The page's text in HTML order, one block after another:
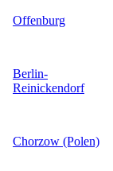
Offenburg
Berlin-
Reinickendorf
Chorzow (Polen)